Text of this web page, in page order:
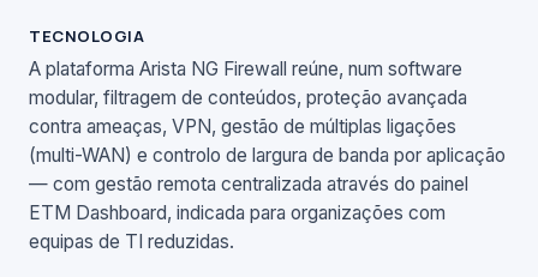
TECNOLOGIA
A plataforma Arista NG Firewall reúne, num software
modular, filtragem de conteúdos, proteção avançada
contra ameaças, VPN, gestão de múltiplas ligações
(multi-WAN) e controlo de largura de banda por aplicação
— com gestão remota centralizada através do painel
ETM Dashboard, indicada para organizações com
equipas de TI reduzidas.